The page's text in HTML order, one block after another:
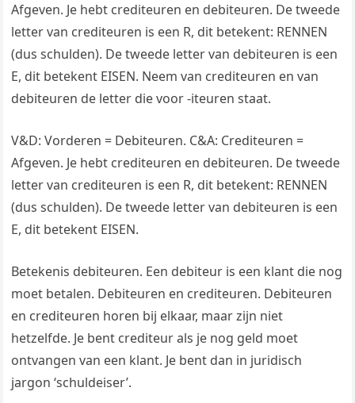
Afgeven. Je hebt crediteuren en debiteuren. De tweede
letter van crediteuren is een R, dit betekent: RENNEN
(dus schulden). De tweede letter van debiteuren is een
E, dit betekent EISEN. Neem van crediteuren en van
debiteuren de letter die voor -iteuren staat.
V&D: Vorderen = Debiteuren. C&A: Crediteuren =
Afgeven. Je hebt crediteuren en debiteuren. De tweede
letter van crediteuren is een R, dit betekent: RENNEN
(dus schulden). De tweede letter van debiteuren is een
E, dit betekent EISEN.
Betekenis debiteuren. Een debiteur is een klant die nog
moet betalen. Debiteuren en crediteuren. Debiteuren
en crediteuren horen bij elkaar, maar zijn niet
hetzelfde. Je bent crediteur als je nog geld moet
ontvangen van een klant. Je bent dan in juridisch
jargon ‘schuldeiser’.